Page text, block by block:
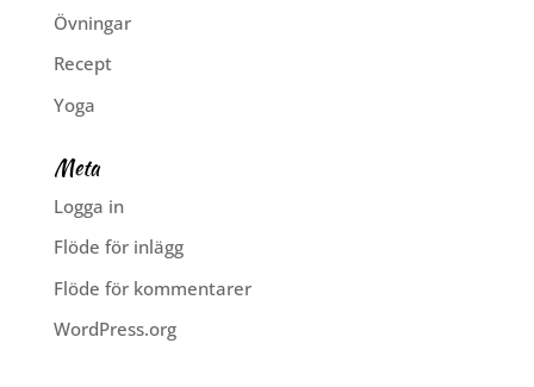
Övningar
Recept
Yoga
Meta
Logga in
Flöde för inlägg
Flöde för kommentarer
WordPress.org